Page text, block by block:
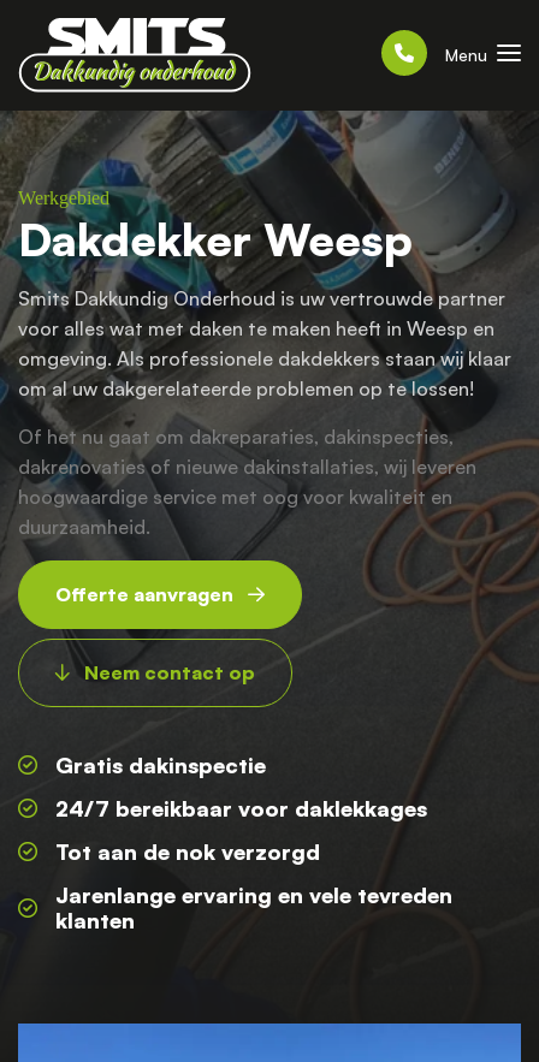
Menu
Werkgebied
Dakdekker Weesp
Smits Dakkundig Onderhoud is uw vertrouwde partner
voor alles wat met daken te maken heeft in Weesp en
omgeving. Als professionele dakdekkers staan wij klaar
om al uw dakgerelateerde problemen op te lossen!
Of het nu gaat om dakreparaties, dakinspecties,
dakrenovaties of nieuwe dakinstallaties, wij leveren
hoogwaardige service met oog voor kwaliteit en
duurzaamheid.
Offerte aanvragen
Neem contact op
Gratis dakinspectie
24/7 bereikbaar voor daklekkages
Tot aan de nok verzorgd
Jarenlange ervaring en vele tevreden
klanten